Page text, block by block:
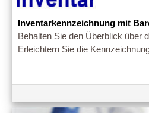
Inventarkennzeichnung mit
Behalten Sie den Überblick über
Erleichtern Sie die